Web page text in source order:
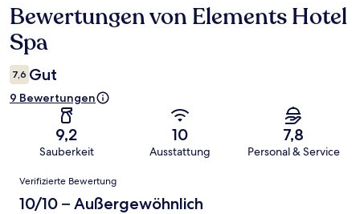
Bewertungen
Bewertungen von Elements Hotel
Spa
7,6 Gut
9 Bewertungen
9,2
Sauberkeit
10
Ausstattung
7,8
Personal & Service
Bewertungen
Verifizierte Bewertung
10/10 – Außergewöhnlich